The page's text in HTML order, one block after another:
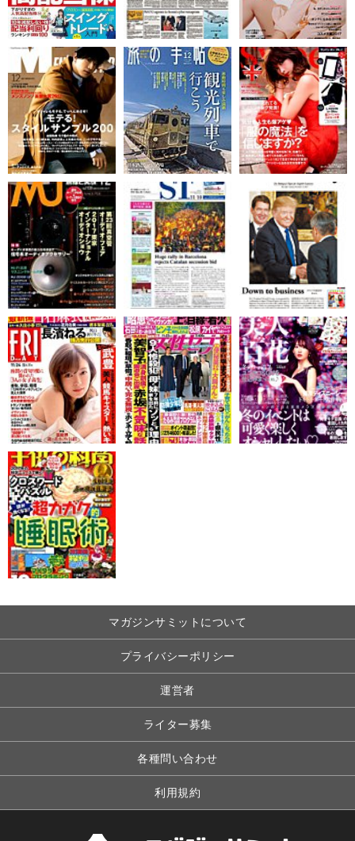
マガジンサミットについて
プライバシーポリシー
運営者
ライター募集
各種問い合わせ
利用規約